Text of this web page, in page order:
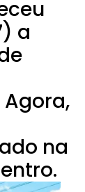
a
Agora,
na